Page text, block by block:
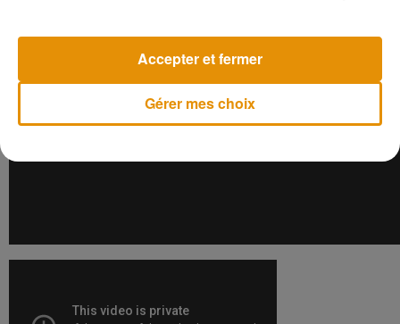
Gérer mes choix
Accepter et fermer